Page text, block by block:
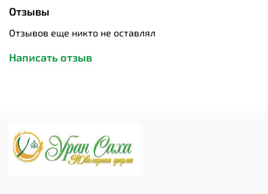
Отзывы
Отзывов еще никто не оставлял
Написать отзыв